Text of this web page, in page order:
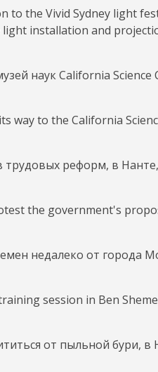
наук California Science
реформ, в
недалеко от города
от пыльной бури,